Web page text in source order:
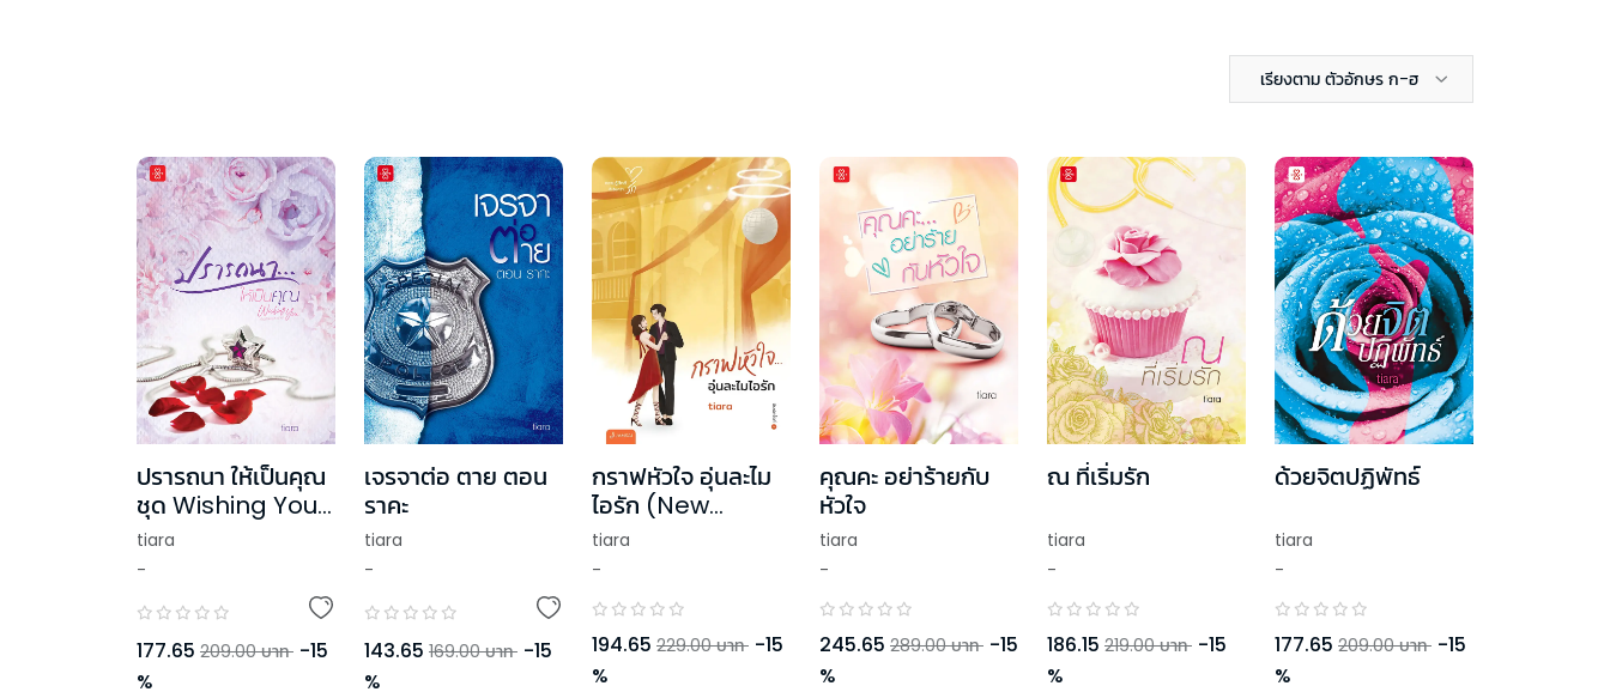
เรียงตาม ตัวอักษร ก-ฮ
ปรารถนา ให้เป็นคุณ
ชุด Wishing You
ด้วยรัก และปรารถนา
tiara
-
177.65 209.00 บาท -15
%
เจรจาต่อ ตาย ตอน
ราคะ
tiara
-
143.65 169.00 บาท -15
%
กราฟหัวใจ อุ่นละไม
ไอรัก (New
Edition)
tiara
-
194.65 229.00 บาท -15
%
คุณคะ อย่าร้ายกับ
หัวใจ
tiara
-
245.65 289.00 บาท -15
%
ณ ที่เริ่มรัก
tiara
-
186.15 219.00 บาท -15
%
ด้วยจิตปฏิพัทธ์
tiara
-
177.65 209.00 บาท -15
%